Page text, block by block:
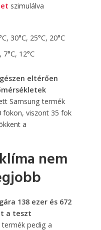
szimulálva
30°C, 25°C, 20°C
12°C
eltérően
Samsung termék
fokon, viszont 35 fok
a
nem
138 ezer és 672
a teszt
pedig a